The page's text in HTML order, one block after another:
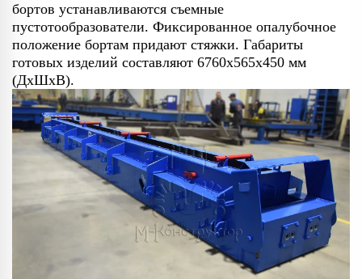
бортов устанавливаются съемные
пустотообразователи. Фиксированное опалубочное
положение бортам придают стяжки. Габариты
готовых изделий составляют 6760х565х450 мм
(ДхШхВ).